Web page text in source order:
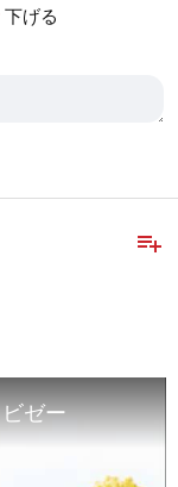
下げる
playlist_add
ゼー